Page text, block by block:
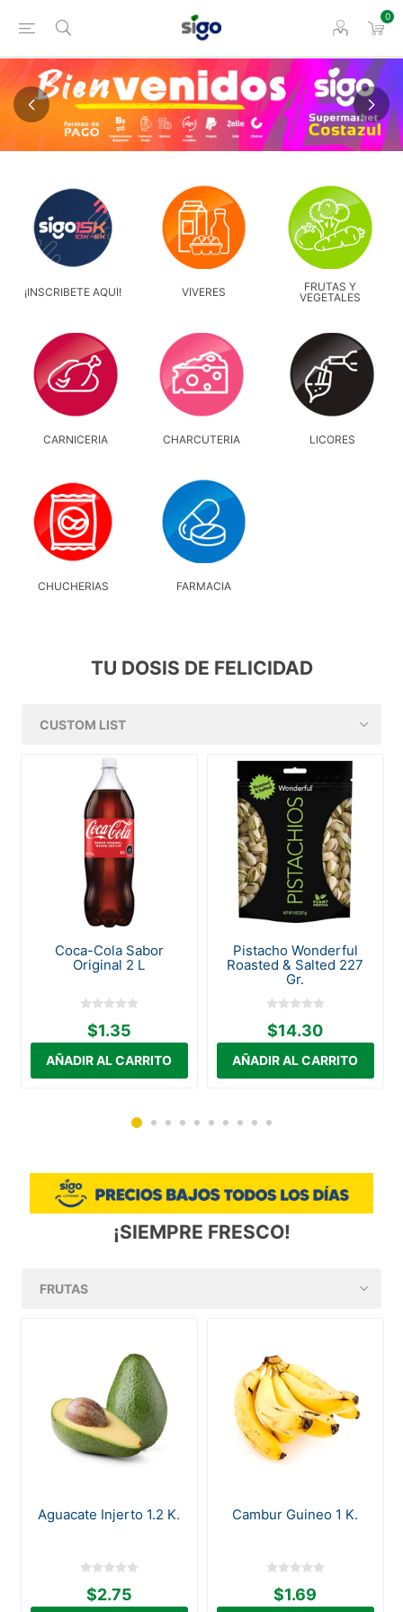
0
¡INSCRIBETE AQUÍ! VÍVERES
FRUTAS Y
VEGETALES
CARNICERÍA CHARCUTERÍA LICORES
CHUCHERÍAS FARMACIA
TU DOSIS DE FELICIDAD
Coca-Cola Sabor
Original 2 L
$1.35
Pistacho Wonderful
Roasted & Salted 227
Gr.
$14.30
¡SIEMPRE FRESCO!
Aguacate Injerto 1.2 K.
$2.75
Cambur Guineo 1 K.
$1.69